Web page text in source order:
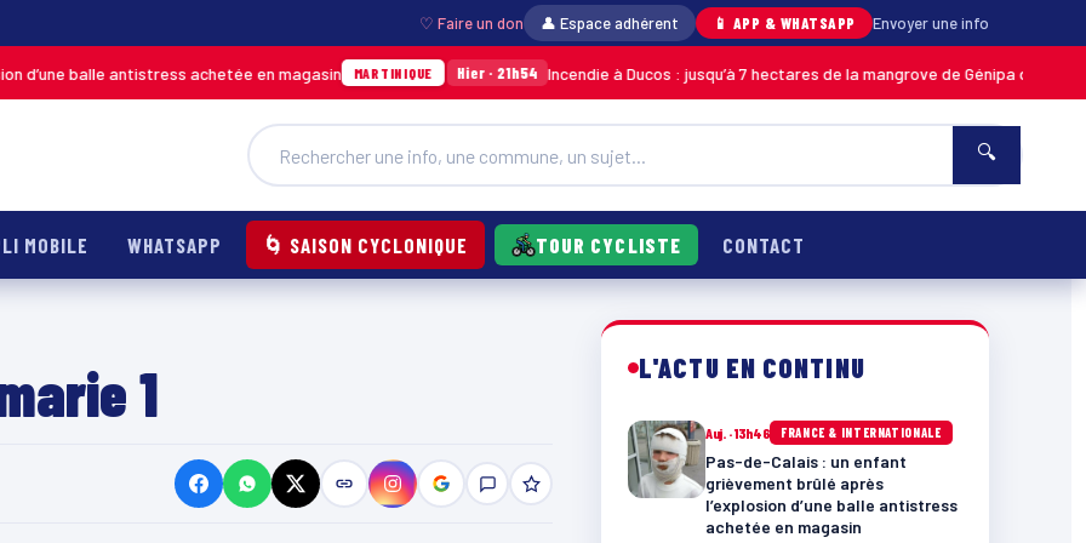
♡ Faire un don 👤 Espace adhérent 📱 APP & WHATSAPP Envoyer une info
balle antistress achetée en magasin MARTINIQUE Hier · 21h54 Incendie à Ducos : jusqu’à 7 hectares de la mangrove de Génipa détruits, le
🔍
MOBILE WHATSAPP 🌀 SAISON CYCLONIQUE TOUR CYCLISTE CONTACT
1 L'ACTU EN CONTINU
Auj. · 13h46 FRANCE & INTERNATIONALE
Pas-de-Calais : un enfant
grièvement brûlé après
l’explosion d’une balle antistress
achetée en magasin